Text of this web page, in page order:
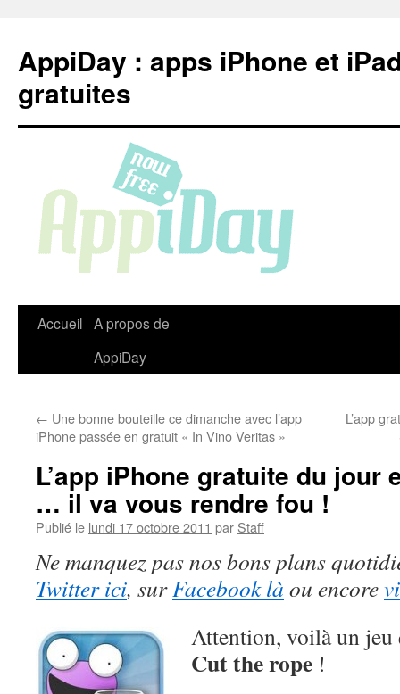
contenu
AppiDay : apps iPhone et
gratuites
Accueil A propos de
AppiDay
← Une bonne bouteille ce dimanche avec l’app
iPhone passée en gratuit « In Vino Veritas »
L’app
L’app iPhone gratuite du jour
… il va vous rendre fou !
Publié le lundi 17 octobre 2011 par Staff
Ne manquez pas nos bons plans
Twitter ici, surFacebook là ou encore
Attention, voilà un
Cut the rope !